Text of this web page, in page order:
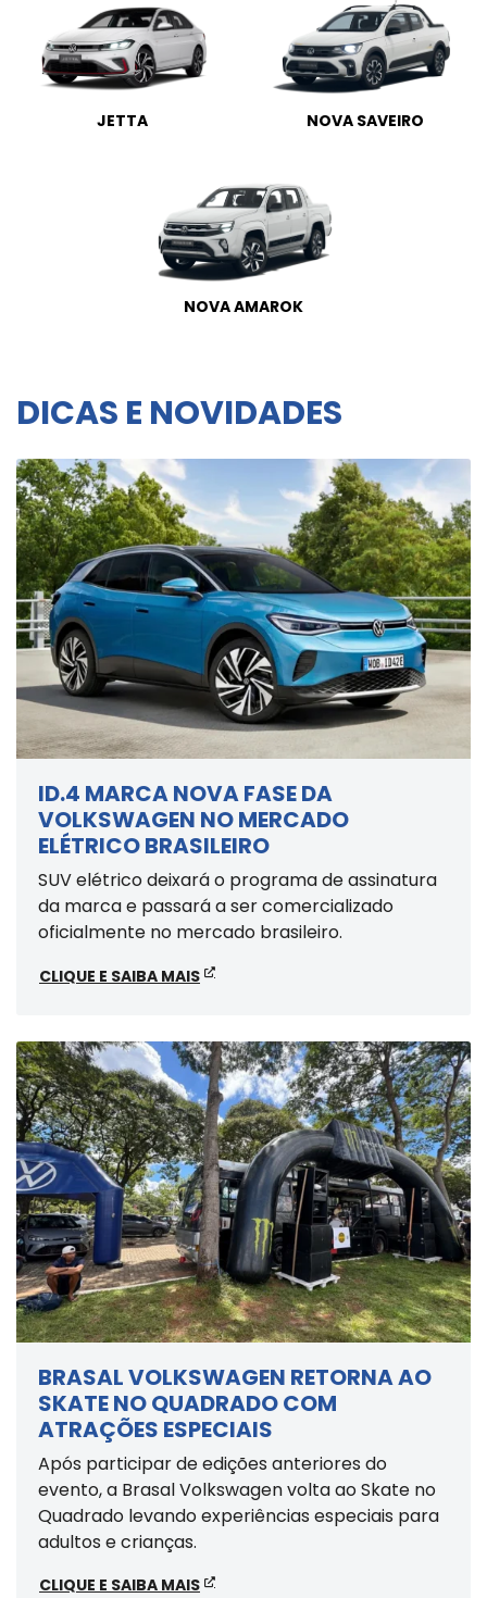
JETTA NOVA SAVEIRO
NOVA AMAROK
DICAS E NOVIDADES
ID.4 MARCA NOVA FASE DA
VOLKSWAGEN NO MERCADO
ELÉTRICO BRASILEIRO
SUV elétrico deixará o programa de assinatura
da marca e passará a ser comercializado
oficialmente no mercado brasileiro.
CLIQUE E SAIBA MAIS
BRASAL VOLKSWAGEN RETORNA AO
SKATE NO QUADRADO COM
ATRAÇÕES ESPECIAIS
Após participar de edições anteriores do
evento, a Brasal Volkswagen volta ao Skate no
Quadrado levando experiências especiais para
adultos e crianças.
CLIQUE E SAIBA MAIS